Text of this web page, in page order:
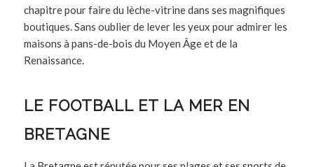
chapitre pour faire du lèche-vitrine dans ses magnifiques
boutiques. Sans oublier de lever les yeux pour admirer les
maisons à pans-de-bois du Moyen Âge et de la
Renaissance.
LE FOOTBALL ET LA MER EN
BRETAGNE